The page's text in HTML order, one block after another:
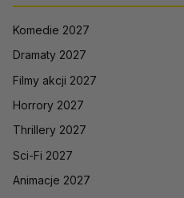
Komedie 2027
Dramaty 2027
Filmy akcji 2027
Horrory 2027
Thrillery 2027
Sci-Fi 2027
Animacje 2027